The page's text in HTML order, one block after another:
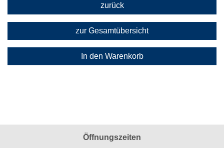
zurück
zur Gesamtübersicht
In den Warenkorb
Öffnungszeiten